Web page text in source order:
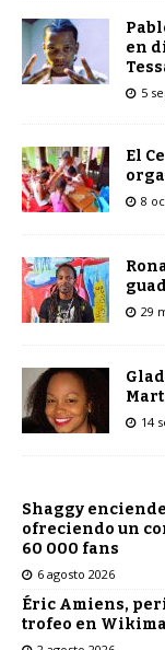
en
5
El
8
29
14
Shaggy
ofreciendo un
60 000 fans
6 agosto 2026
Éric Amiens,
trofeo en